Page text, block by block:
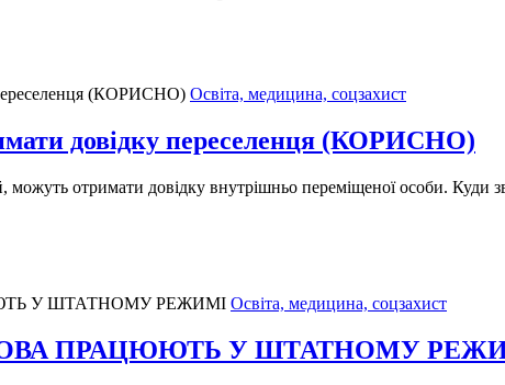
Освіта, медицина, соцзахист
довідку переселенця (КОРИСНО)
можуть отримати довідку внутрішньо переміщеної особи. Куди
Освіта, медицина, соцзахист
ПРАЦЮЮТЬ У ШТАТНОМУ